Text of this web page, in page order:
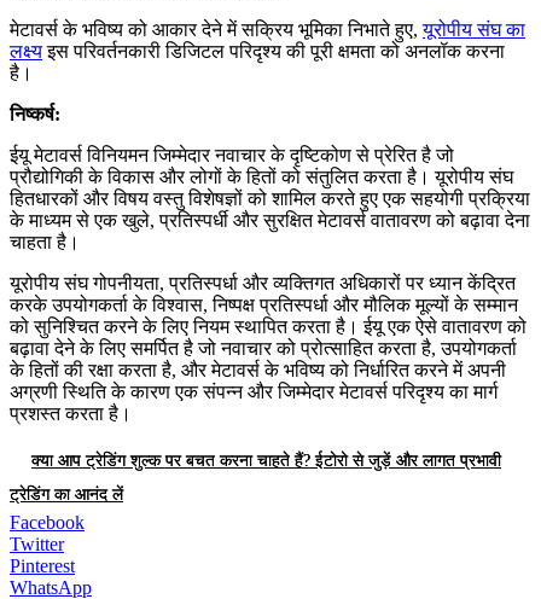
मेटावर्स के भविष्य को आकार देने में सक्रिय भूमिका निभाते हुए, यूरोपीय संघ का
लक्ष्य इस परिवर्तनकारी डिजिटल परिदृश्य की पूरी क्षमता को अनलॉक करना
है।
निष्कर्ष:
ईयू मेटावर्स विनियमन जिम्मेदार नवाचार के दृष्टिकोण से प्रेरित है जो
प्रौद्योगिकी के विकास और लोगों के हितों को संतुलित करता है। यूरोपीय संघ
हितधारकों और विषय वस्तु विशेषज्ञों को शामिल करते हुए एक सहयोगी प्रक्रिया
के माध्यम से एक खुले, प्रतिस्पर्धी और सुरक्षित मेटावर्स वातावरण को बढ़ावा देना
चाहता है।
यूरोपीय संघ गोपनीयता, प्रतिस्पर्धा और व्यक्तिगत अधिकारों पर ध्यान केंद्रित
करके उपयोगकर्ता के विश्वास, निष्पक्ष प्रतिस्पर्धा और मौलिक मूल्यों के सम्मान
को सुनिश्चित करने के लिए नियम स्थापित करता है। ईयू एक ऐसे वातावरण को
बढ़ावा देने के लिए समर्पित है जो नवाचार को प्रोत्साहित करता है, उपयोगकर्ता
के हितों की रक्षा करता है, और मेटावर्स के भविष्य को निर्धारित करने में अपनी
अग्रणी स्थिति के कारण एक संपन्न और जिम्मेदार मेटावर्स परिदृश्य का मार्ग
प्रशस्त करता है।
क्या आप ट्रेडिंग शुल्क पर बचत करना चाहते हैं? ईटोरो से जुड़ें और लागत प्रभावी
ट्रेडिंग का आनंद लें
Facebook
Twitter
Pinterest
WhatsApp